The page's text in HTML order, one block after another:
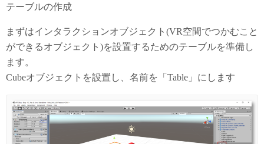
テーブルの作成
まずはインタラクションオブジェクト(VR空間でつかむこと
ができるオブジェクト)を設置するためのテーブルを準備し
ます。
Cubeオブジェクトを設置し、名前を「Table」にします